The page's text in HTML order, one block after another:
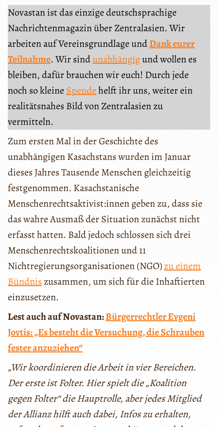
Novastan ist das einzige deutschsprachige
Nachrichtenmagazin über Zentralasien. Wir
arbeiten auf Vereinsgrundlage undDank eurer
Teilnahme. Wir sindunabhängigund wollen es
bleiben, dafür brauchen wir euch! Durch jede
noch so kleine Spendehelft ihr uns, weiter ein
realitätsnahes Bild von Zentralasien zu
vermitteln.
Zum ersten Mal in der Geschichte des
unabhängigen Kasachstans wurden im Januar
dieses Jahres Tausende Menschen gleichzeitig
festgenommen. Kasachstanische
Menschenrechtsaktivist:innen geben zu, dass sie
das wahre Ausmaß der Situation zunächst nicht
erfasst hatten. Bald jedoch schlossen sich drei
Menschenrechtskoalitionen und 11
Nichtregierungsorganisationen (NGO)zu einem
Bündniszusammen, um sich für die Inhaftierten
einzusetzen.
Lest auch auf Novastan:Bürgerrechtler Evgeni
Jovtis: „Es besteht die Versuchung, die Schrauben
fester anzuziehen“
„Wir koordinieren die Arbeit in vier Bereichen.
Der erste ist Folter. Hier spielt die „Koalition
gegen Folter“ die Hauptrolle, aber jedes Mitglied
der Allianz hilft auch dabei, Infos zu erhalten,